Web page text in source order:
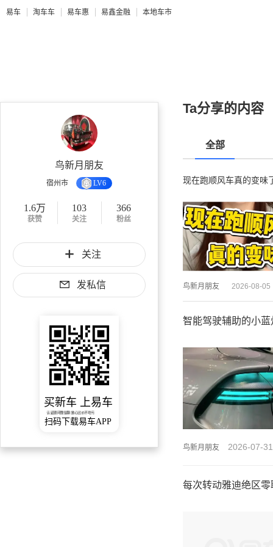
易车 淘车车 易车惠 易鑫金融 本地车市
鸟新月朋友
宿州市 LV6
1.6万
获赞
103
关注
366
粉丝
关注
发私信
买新车 上易车
认证顾问微信聊 放心比价不吃亏
扫码下载易车APP
Ta分享的内容
全部
现在跑顺风车真的变味
鸟新月朋友 2026-08-05
智能驾驶辅助的小
鸟新月朋友 2026-07-31
每次转动雅迪绝区